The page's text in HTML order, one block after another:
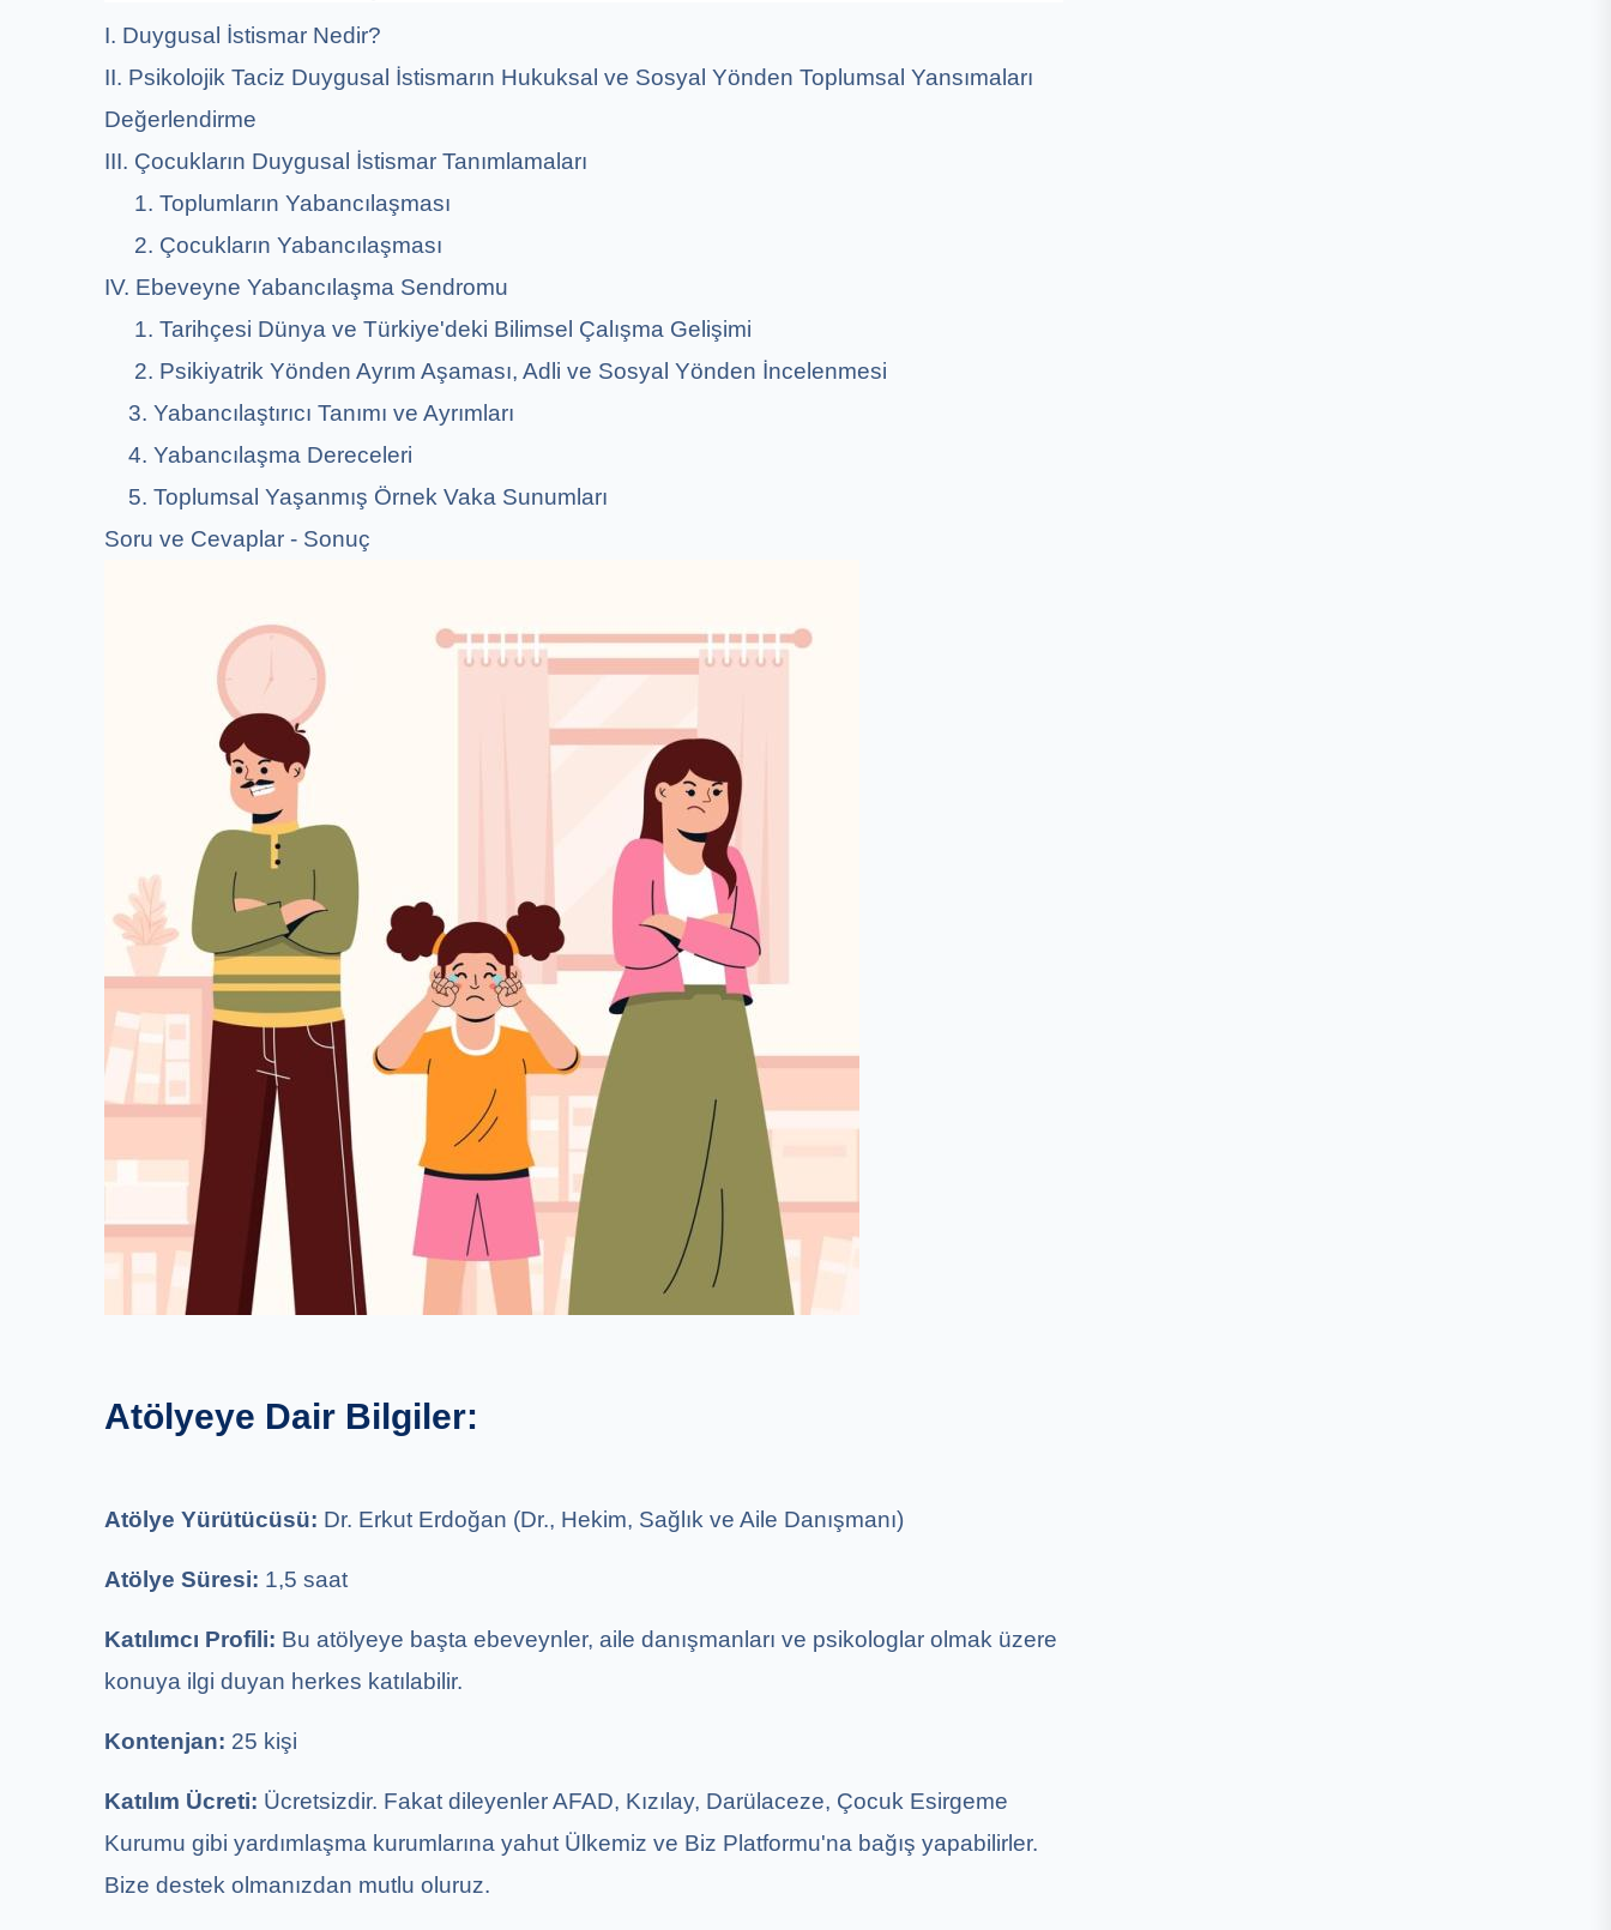
I. Duygusal İstismar Nedir?
II. Psikolojik Taciz Duygusal İstismarın Hukuksal ve Sosyal Yönden Toplumsal Yansımaları
Değerlendirme
III. Çocukların Duygusal İstismar Tanımlamaları
1. Toplumların Yabancılaşması
2. Çocukların Yabancılaşması
IV. Ebeveyne Yabancılaşma Sendromu
1. Tarihçesi Dünya ve Türkiye'deki Bilimsel Çalışma Gelişimi
2. Psikiyatrik Yönden Ayrım Aşaması, Adli ve Sosyal Yönden İncelenmesi
3. Yabancılaştırıcı Tanımı ve Ayrımları
4. Yabancılaşma Dereceleri
5. Toplumsal Yaşanmış Örnek Vaka Sunumları
Soru ve Cevaplar - Sonuç
Atölyeye Dair Bilgiler:
Atölye Yürütücüsü: Dr. Erkut Erdoğan (Dr., Hekim, Sağlık ve Aile Danışmanı)
Atölye Süresi: 1,5 saat
Katılımcı Profili: Bu atölyeye başta ebeveynler, aile danışmanları ve psikologlar olmak üzere
konuya ilgi duyan herkes katılabilir.
Kontenjan: 25 kişi
Katılım Ücreti: Ücretsizdir. Fakat dileyenler AFAD, Kızılay, Darülaceze, Çocuk Esirgeme
Kurumu gibi yardımlaşma kurumlarına yahut Ülkemiz ve Biz Platformu'na bağış yapabilirler.
Bize destek olmanızdan mutlu oluruz.